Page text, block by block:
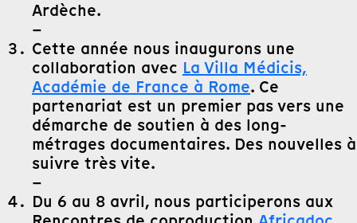
Ardèche.
–
Cette année nous inaugurons une
collaboration avec La Villa Médicis,
Académie de France à Rome. Ce
partenariat est un premier pas vers une
démarche de soutien à des long-
métrages documentaires. Des nouvelles à
suivre très vite.
–
Du 6 au 8 avril, nous participerons aux